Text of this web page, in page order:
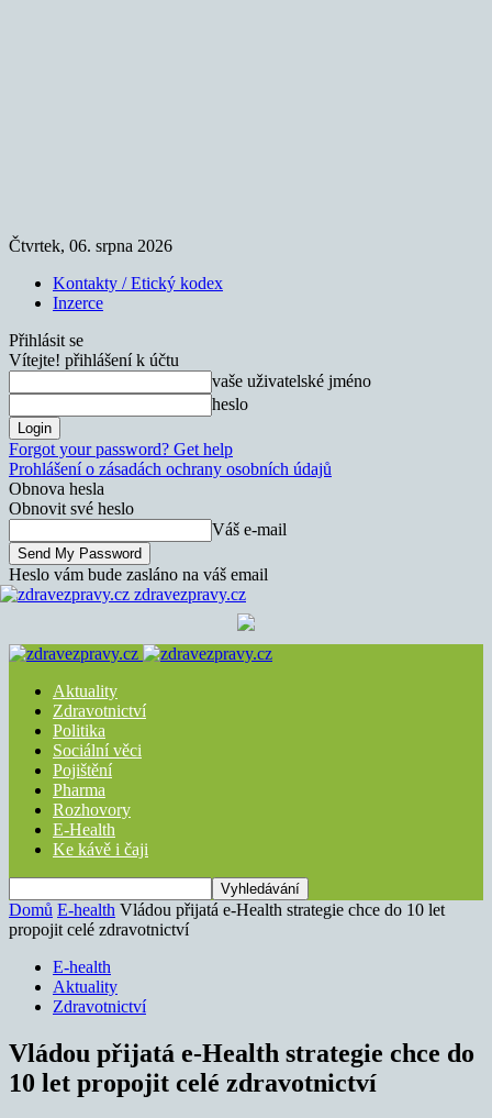
Čtvrtek, 06. srpna 2026
Kontakty / Etický kodex
Inzerce
Přihlásit se
Vítejte! přihlášení k účtu
vaše uživatelské jméno
heslo
Forgot your password? Get help
Prohlášení o zásadách ochrany osobních údajů
Obnova hesla
Obnovit své heslo
Váš e-mail
Heslo vám bude zasláno na váš email
zdravezpravy.cz
Aktuality
Zdravotnictví
Politika
Sociální věci
Pojištění
Pharma
Rozhovory
E-Health
Ke kávě i čaji
Domů E-health Vládou přijatá e-Health strategie chce do 10 let
propojit celé zdravotnictví
E-health
Aktuality
Zdravotnictví
Vládou přijatá e-Health strategie chce do
10 let propojit celé zdravotnictví